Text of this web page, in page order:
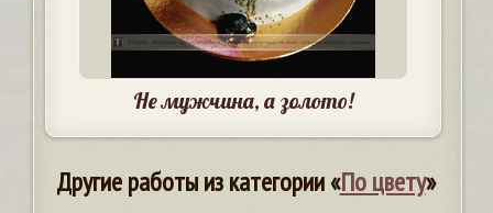
Не мужчина, а золото!
Другие работы из категории «По цвету»